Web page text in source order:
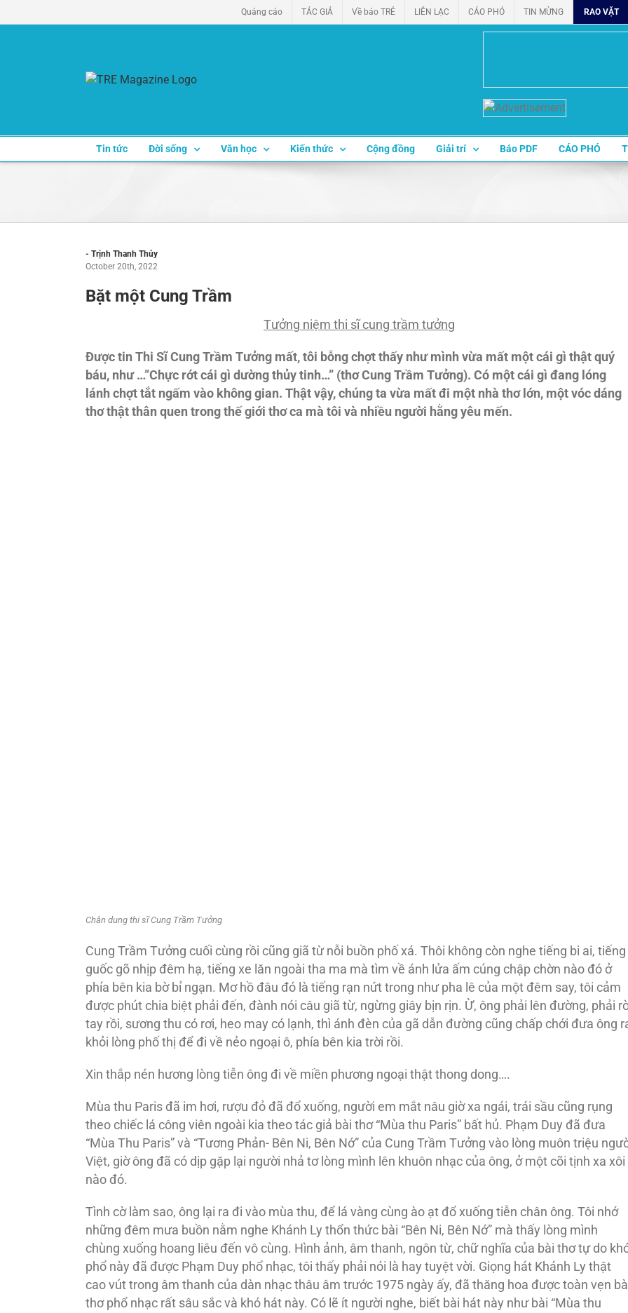
to
Quảng cáo TÁC GIẢ Về báo TRẺ LIÊN LẠC CÁO PHÓ TIN MỪNG RAO VẶT
Tin tức Đời sống Văn học Kiến thức Cộng đồng Giải trí Báo PDF CÁO PHÓ
- Trịnh Thanh Thủy
October 20th, 2022
Bặt một Cung Trầm
Tưởng niệm thi sĩ cung trầm tưởng
Được tin Thi Sĩ Cung Trầm Tưởng mất, tôi bỗng chợt thấy như mình vừa mất một cái gì thật quý
báu, như …”Chực rớt cái gì dường thủy tinh…” (thơ Cung Trầm Tưởng). Có một cái gì đang lóng
lánh chợt tắt ngấm vào không gian. Thật vậy, chúng ta vừa mất đi một nhà thơ lớn, một vóc dáng
thơ thật thân quen trong thế giới thơ ca mà tôi và nhiều người hằng yêu mến.
Chân dung thi sĩ Cung Trầm Tưởng
Cung Trầm Tưởng cuối cùng rồi cũng giã từ nỗi buồn phố xá. Thôi không còn nghe tiếng bi ai, tiếng
guốc gõ nhịp đêm hạ, tiếng xe lăn ngoài tha ma mà tìm về ánh lửa ấm cúng chập chờn nào đó ở
phía bên kia bờ bỉ ngạn. Mơ hồ đâu đó là tiếng rạn nứt trong như pha lê của một đêm say, tôi cảm
được phút chia biệt phải đến, đành nói câu giã từ, ngừng giây bịn rịn. Ừ, ông phải lên đường, phải
tay rồi, sương thu có rơi, heo may có lạnh, thì ánh đèn của gã dẫn đường cũng chấp chới đưa ông
khỏi lòng phố thị để đi về nẻo ngoại ô, phía bên kia trời rồi.
Xin thắp nén hương lòng tiễn ông đi về miền phương ngoại thật thong dong….
Mùa thu Paris đã im hơi, rượu đỏ đã đổ xuống, người em mắt nâu giờ xa ngái, trái sầu cũng rụng
theo chiếc lá công viên ngoài kia theo tác giả bài thơ “Mùa thu Paris” bất hủ. Phạm Duy đã đưa
“Mùa Thu Paris” và “Tương Phản- Bên Ni, Bên Nớ” của Cung Trầm Tưởng vào lòng muôn triệu
Việt, giờ ông đã có dịp gặp lại người nhả tơ lòng mình lên khuôn nhạc của ông, ở một cõi tịnh xa xôi
nào đó.
Tình cờ làm sao, ông lại ra đi vào mùa thu, để lá vàng cùng ào ạt đổ xuống tiễn chân ông. Tôi nhớ
những đêm mưa buồn nằm nghe Khánh Ly thổn thức bài “Bên Ni, Bên Nớ” mà thấy lòng mình
chùng xuống hoang liêu đến vô cùng. Hình ảnh, âm thanh, ngôn từ, chữ nghĩa của bài thơ tự do
phổ này đã được Phạm Duy phổ nhạc, tôi thấy phải nói là hay tuyệt vời. Giọng hát Khánh Ly thật
cao vút trong âm thanh của dàn nhạc thâu âm trước 1975 ngày ấy, đã thăng hoa được toàn vẹn
thơ phổ nhạc rất sâu sắc và khó hát này. Có lẽ ít người nghe, biết bài hát này như bài “Mùa thu